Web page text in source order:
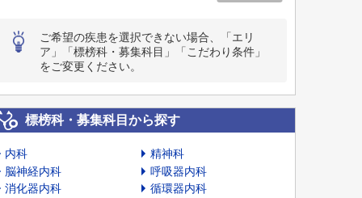
ご希望の疾患を選択できない場合、「エリ
ア」「標榜科・募集科目」「こだわり条件」
をご変更ください。
標榜科・募集科目から探す
内科
精神科
脳神経内科
呼吸器内科
消化器内科
循環器内科